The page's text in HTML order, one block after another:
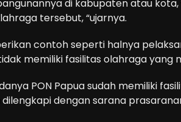
di kabupaten atau
tersebut, “ujarnya.
contoh seperti halnya
memiliki fasilitas olahraga yang
PON Papua sudah memiliki
dengan sarana